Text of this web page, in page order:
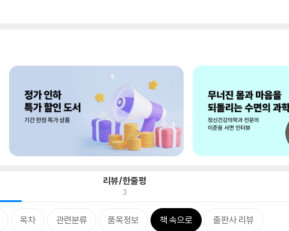
리뷰/한줄평
3
목차 관련분류 품목정보 책 속으로 출판사 리뷰